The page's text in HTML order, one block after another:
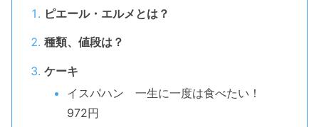
ピエール・エルメとは？
種類、値段は？
ケーキ
イスパハン 一生に一度は食べたい！
972円